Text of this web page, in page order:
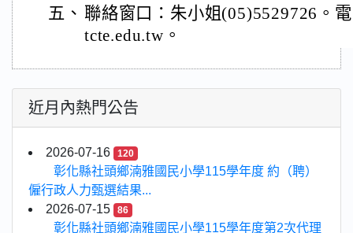
五、 聯絡窗口：朱小姐(05)5529726。
tcte.edu.tw。
近月內熱門公告
2026-07-16 120
彰化縣社頭鄉湳雅國民小學115學年度 約（聘）
僱行政人力甄選結果...
2026-07-15
86
彰化縣社頭鄉湳雅國民小學115學年度第2次代理